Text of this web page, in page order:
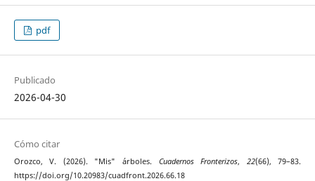
pdf
Publicado
2026-04-30
Cómo citar
Orozco, V. (2026). "Mis" árboles. Cuadernos Fronterizos, 22(66), 79–83.
https://doi.org/10.20983/cuadfront.2026.66.18